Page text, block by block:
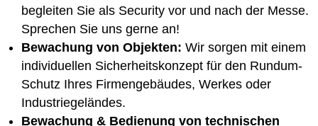
begleiten Sie als Security vor und nach der Messe.
Sprechen Sie uns gerne an!
Bewachung von Objekten: Wir sorgen mit einem
individuellen Sicherheitskonzept für den Rundum-
Schutz Ihres Firmengebäudes, Werkes oder
Industriegeländes.
Bewachung & Bedienung von technischen